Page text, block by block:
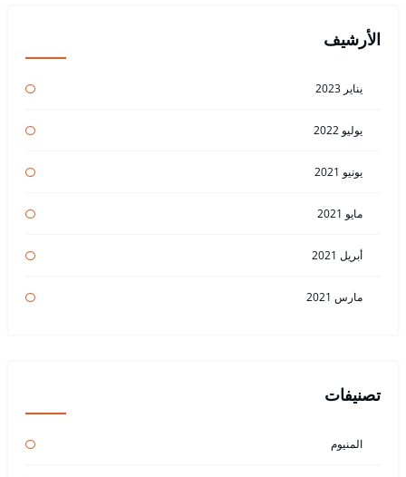
الأرشيف
يناير 2023
يوليو 2022
يونيو 2021
مايو 2021
أبريل 2021
مارس 2021
تصنيفات
المنيوم